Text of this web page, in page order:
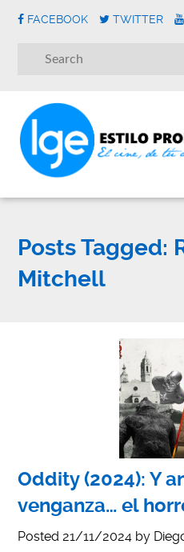
FACEBOOK TWITTER
Posts Tagged:
Mitchell
Oddity (2024): Y
venganza… el
Posted 21/11/2024 by